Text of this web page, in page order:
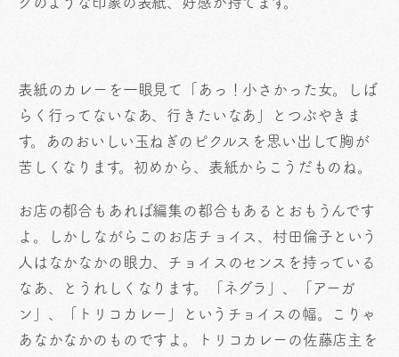
表紙のカレーを一眼見て「あっ！小さかった女。しば
らく行ってないなあ、行きたいなあ」とつぶやきま
す。あのおいしい玉ねぎのピクルスを思い出して胸が
苦しくなります。初めから、表紙からこうだものね。
お店の都合もあれば編集の都合もあるとおもうんです
よ。しかしながらこのお店チョイス、村田倫子という
人はなかなかの眼力、チョイスのセンスを持っている
なあ、とうれしくなります。「ネグラ」、「アーガ
ン」、「トリコカレー」というチョイスの幅。こりゃ
あなかなかのものですよ。トリコカレーの佐藤店主を